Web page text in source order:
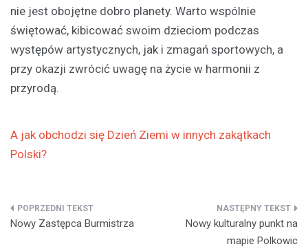
nie jest obojętne dobro planety. Warto wspólnie
świętować, kibicować swoim dzieciom podczas
występów artystycznych, jak i zmagań sportowych, a
przy okazji zwrócić uwagę na życie w harmonii z
przyrodą.
A jak obchodzi się Dzień Ziemi w innych zakątkach
Polski?
Nawigacja
Nowy Zastępca Burmistrza
Nowy kulturalny punkt na
mapie Polkowic